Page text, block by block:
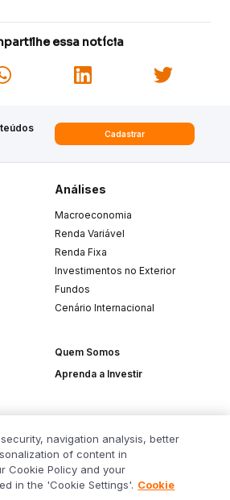
essa notícia
Cadastrar
Análises
Macroeconomia
Renda Variável
Renda Fixa
Investimentos no Exterior
Fundos
Cenário Internacional
Quem Somos
Aprenda a Investir
navigation analysis, better
of content in
Cookie Policy and your
in the 'Cookie Settings'. Cookie